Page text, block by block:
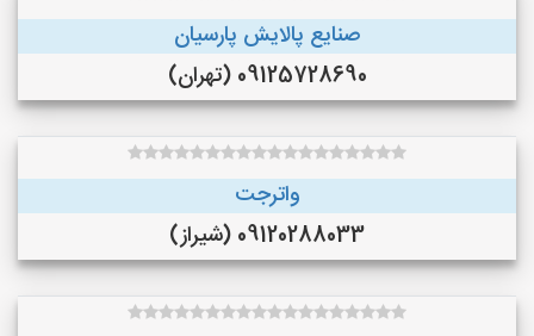
صنایع پالایش پارسیان
09125728690 (تهران)
واترجت
09120288033 (شیراز)